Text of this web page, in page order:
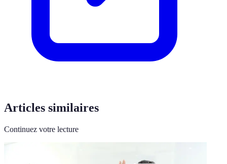
Articles similaires
Continuez votre lecture